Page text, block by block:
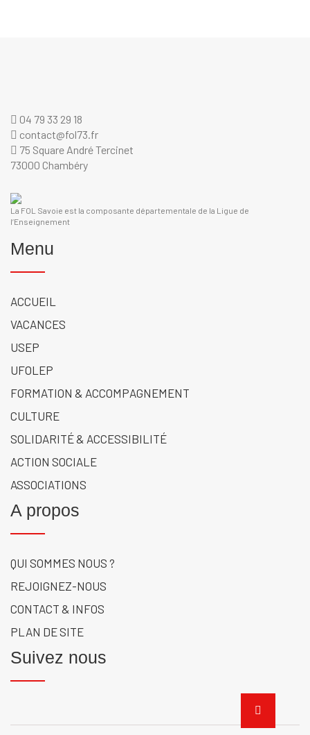
04 79 33 29 18
contact@fol73.fr
75 Square André Tercinet
73000 Chambéry
La FOL Savoie est la composante départementale de la Ligue de
l’Enseignement
Menu
ACCUEIL
VACANCES
USEP
UFOLEP
FORMATION & ACCOMPAGNEMENT
CULTURE
SOLIDARITÉ & ACCESSIBILITÉ
ACTION SOCIALE
ASSOCIATIONS
A propos
QUI SOMMES NOUS ?
REJOIGNEZ-NOUS
CONTACT & INFOS
PLAN DE SITE
Suivez nous